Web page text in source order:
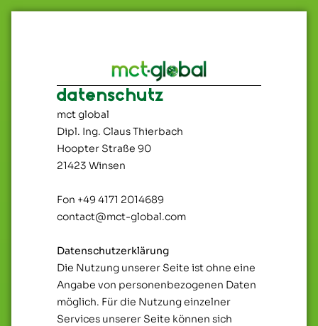
datenschutz
mct global
Dipl. Ing. Claus Thierbach
Hoopter Straße 90
21423 Winsen
Fon +49 4171 2014689
contact@mct-global.com
Datenschutzerklärung
Die Nutzung unserer Seite ist ohne eine
Angabe von personenbezogenen Daten
möglich. Für die Nutzung einzelner
Services unserer Seite können sich